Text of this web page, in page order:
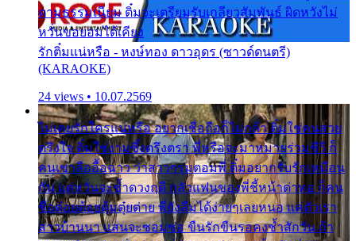
ตามธรรมเนียม ติ๋มจะเตรียมรับเกลียวสัมพันธ์ ผิดหวังไม่
หวั่นขอยอมได้เคียง
รักติ๋มแน่หรือ - หงษ์ทอง ดาวอุดร (ซาวด์ดนตรี)
(KARAOKE)
24 views • 10.07.2569
ไม่เคยรักใครแน่หรือ อยากเชื่อถือก็ไม่กล้า ติ๋มใช่คนสวย
ตรึงใจ ติ๋มใช่งามซึ้งตรึงตรา พี่หรือจะมาหมายร่วมชีวี ก็
คนเขาลืออื้อฉาว ว่าสาวๆรุมตอมพี่ ติ๋มอยากรับรักเหมือน
กัน แต่หวั่นจะช้ำดวงฤดี กลัวแฟนของพี่ชี้หน้าด่าทอ ก็คน
ชื่อต๋อยต้อยตุ้มตุ๋ยต่าย พี่ยังลืมได้ง่ายๆเลยหนอ แค่ตัวเรา
สาวบ้านนา แสนจะซอมซ่อ ขืนรักขืนรอคงช้ำสักวัน ถ้า